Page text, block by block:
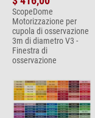
deve essere
servono dalle alcuni
di montaggio
scarico.
ScopeDome
Motorizzazione per
cupola di osservazione
3m di diametro V3 -
Finestra di
osservazione